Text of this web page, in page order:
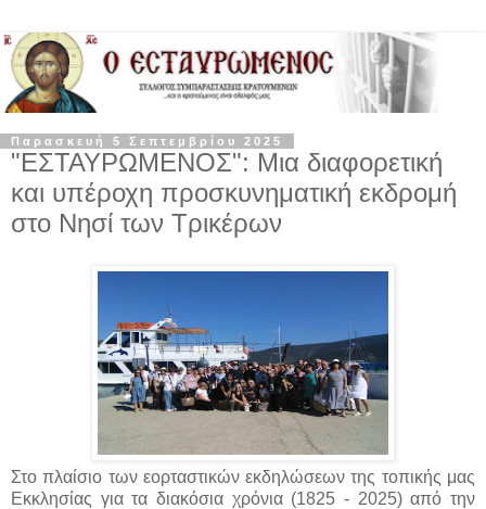
Παρασκευή 5 Σεπτεμβρίου 2025
"ΕΣΤΑΥΡΩΜΕΝΟΣ": Μια διαφορετική
και υπέροχη προσκυνηματική εκδρομή
στο Νησί των Τρικέρων
Στο πλαίσιο των εορταστικών εκδηλώσεων της τοπικής μας
Εκκλησίας για τα διακόσια χρόνια (1825 - 2025) από την